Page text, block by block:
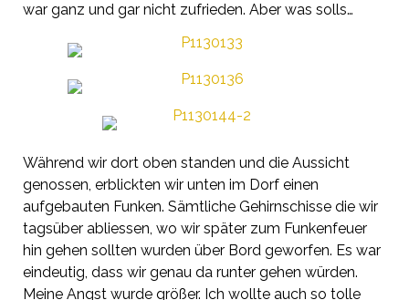
war ganz und gar nicht zufrieden. Aber was solls…
Während wir dort oben standen und die Aussicht
genossen, erblickten wir unten im Dorf einen
aufgebauten Funken. Sämtliche Gehirnschisse die wir
tagsüber abliessen, wo wir später zum Funkenfeuer
hin gehen sollten wurden über Bord geworfen. Es war
eindeutig, dass wir genau da runter gehen würden.
Meine Angst wurde größer. Ich wollte auch so tolle